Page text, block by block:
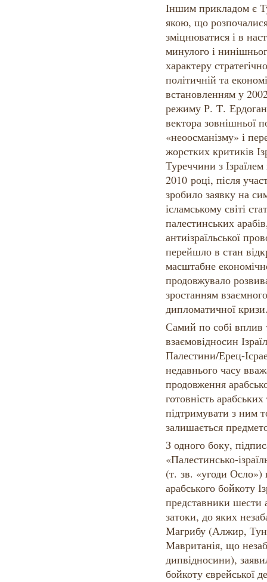
Іншим прикладом є
якою, що
зміцнюватися і в
минулого і
характеру
політичній та
встановленням у
режиму Р. Т.
вектора зовнішньої
«неоосманізму» і
жорстких критиків
Туреччини з
2010 році, після
зробило заявку на
ісламському світі
палестинських
антиізраїльської
перейшло в стан
масштабне
продовжувало
зростанням
дипломатичної
Самий по собі вплив
взаємовідносин
Палестини/Ерец-
недавнього часу
продовження
готовність
підтримувати з ним
залишається
З одного боку,
«Палестинсько-
(т. зв. «угоди Осло»)
арабського бойкоту
представники шести
затоки, до яких
Магрибу (Алжир,
Мавританія, що
дипвідносини),
бойкоту єврейської